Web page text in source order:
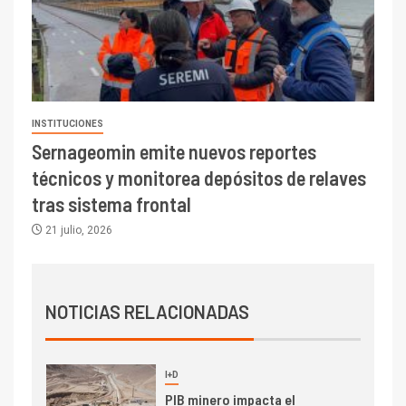
INSTITUCIONES
Sernageomin emite nuevos reportes
técnicos y monitorea depósitos de relaves
tras sistema frontal
21 julio, 2026
NOTICIAS RELACIONADAS
Escondida
I+D
Codelco reporta Ebitda de US$
6.670 millones y mejora sus
1 I+D
Codelco Ventanas prueba
camión 100% eléctrico para
transportar cátodos al Puerto
Producción minera en mayo de
2026 cae 10,6%
3 I+D
PIB minero impacta el